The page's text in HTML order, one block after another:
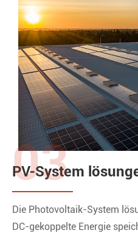
PV-System
03
Die Photovoltaik-System
DC-gekoppelte Energie